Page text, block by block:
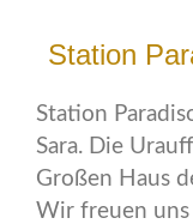
Station
Station
Sara. Die
Großen Haus
Wir freuen uns